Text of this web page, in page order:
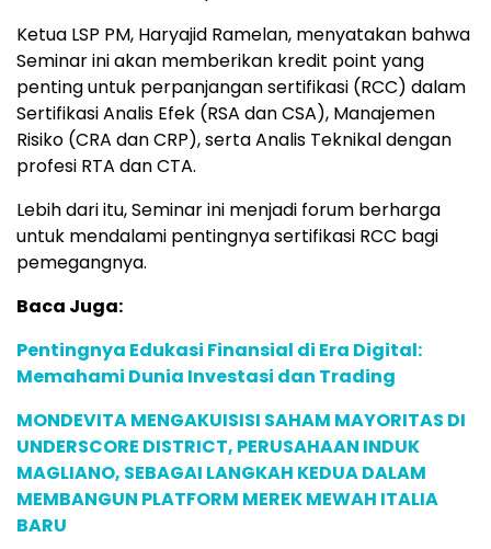
Ketua LSP PM, Haryajid Ramelan, menyatakan bahwa
Seminar ini akan memberikan kredit point yang
penting untuk perpanjangan sertifikasi (RCC) dalam
Sertifikasi Analis Efek (RSA dan CSA), Manajemen
Risiko (CRA dan CRP), serta Analis Teknikal dengan
profesi RTA dan CTA.
Lebih dari itu, Seminar ini menjadi forum berharga
untuk mendalami pentingnya sertifikasi RCC bagi
pemegangnya.
Baca Juga:
Pentingnya Edukasi Finansial di Era Digital:
Memahami Dunia Investasi dan Trading
MONDEVITA MENGAKUISISI SAHAM MAYORITAS DI
UNDERSCORE DISTRICT, PERUSAHAAN INDUK
MAGLIANO, SEBAGAI LANGKAH KEDUA DALAM
MEMBANGUN PLATFORM MEREK MEWAH ITALIA
BARU